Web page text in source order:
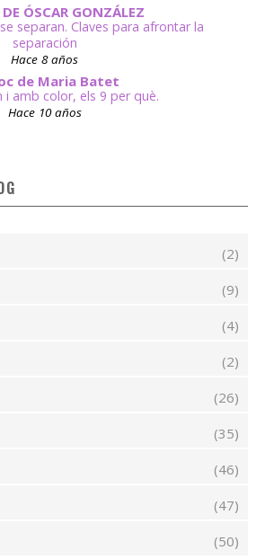
ÓSCAR GONZÁLEZ
separan. Claves para afrontar la
separación
Hace 8 años
de Maria Batet
i amb color, els 9 per què.
Hace 10 años
(2)
(9)
(4)
(2)
(26)
(35)
(46)
(47)
(50)